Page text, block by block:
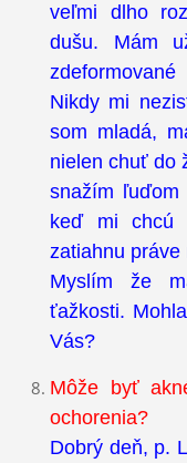
veľmi dlho
dušu. Mám
Nikdy mi
som mladá,
nielen chuť do
snažím
keď mi chcú
zatiahnu práve
Myslím že
ťažkosti.
Vás?
Môže byť
ochorenia?
Dobrý deň, p.